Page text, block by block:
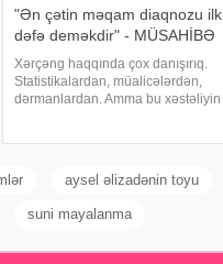
"Ən çətin məqam diaqnozu ilk
dəfə deməkdir" - MÜSAHİBƏ
Xərçəng haqqında çox danışırıq.
Statistikalardan, müalicələrdən,
dərmanlardan. Amma bu xəstəliyin
aysel əlizadənin toyu
suni mayalanma